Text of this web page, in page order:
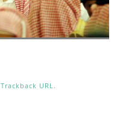
Trackback URL .